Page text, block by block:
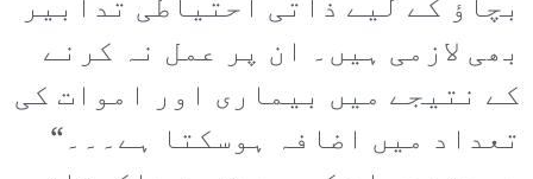
بھی لازمی ہیں۔ ان پر عمل نہ کرنے
کے نتیجے میں بیماری اور اموات کی
تعداد میں اضافہ ہوسکتا ہے۔۔۔“